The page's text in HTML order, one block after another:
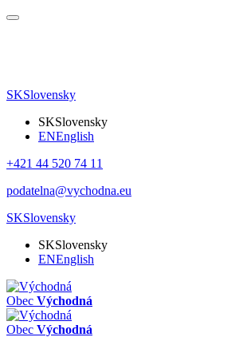
SKSlovensky
SKSlovensky
ENEnglish
+421 44 520 74 11
podatelna@vychodna.eu
SKSlovensky
SKSlovensky
ENEnglish
Obec Východná
Obec Východná